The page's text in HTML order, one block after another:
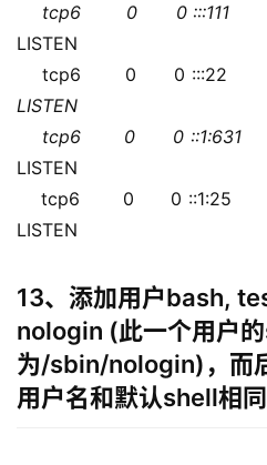
tcp6       0      0 :::111
LISTEN
tcp6       0      0 :::22
LISTEN
tcp6       0      0 ::1:631
LISTEN
tcp6       0      0
LISTEN
13、添加用户bash,
nologin (此一个用户
为/sbin/nologin)，而
用户名和默认shell相同